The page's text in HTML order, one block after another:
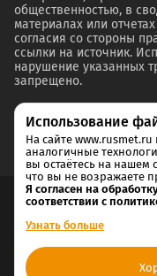
общественностью, в
материалах или
согласия со стороны
ссылки на источник.
нарушение указанных
запрещено.
Согласие на обработку и
Политика
Использование
На сайте
аналогичные
вы остаётесь на нашем
что вы не возражаете
Я согласен на
соответствии с
Узнать больше